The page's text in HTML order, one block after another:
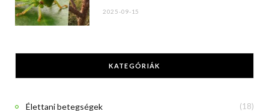
2025-09-15
KATEGÓRIÁK
Élettani betegségek (18)